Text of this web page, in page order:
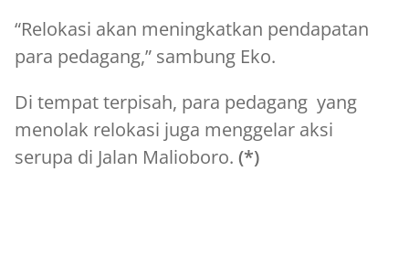
“Relokasi akan meningkatkan pendapatan
para pedagang,” sambung Eko.
Di tempat terpisah, para pedagang yang
menolak relokasi juga menggelar aksi
serupa di Jalan Malioboro. (*)